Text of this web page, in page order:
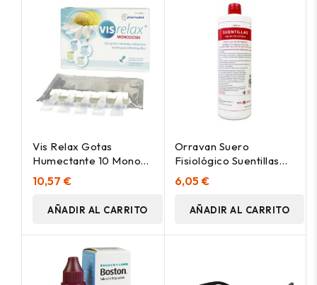
Vis Relax Gotas
Humectante 10 Monod
Opko
10,57 €
AÑADIR AL CARRITO
Orravan Suero
Fisiológico Suentillas
1000Ml
6,05 €
AÑADIR AL CARRITO